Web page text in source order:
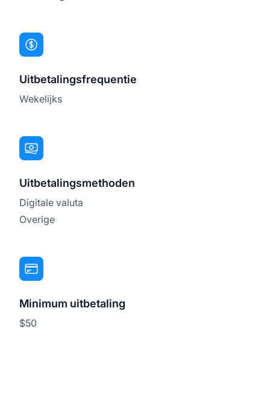
Uitbetalingsfrequentie
Wekelijks
Uitbetalingsmethoden
Digitale valuta
Overige
Minimum uitbetaling
$50